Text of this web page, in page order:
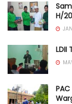
H/
LDII